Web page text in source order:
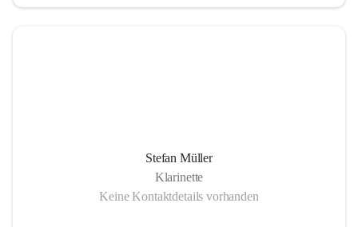
Stefan Müller
Klarinette
Keine Kontaktdetails vorhanden